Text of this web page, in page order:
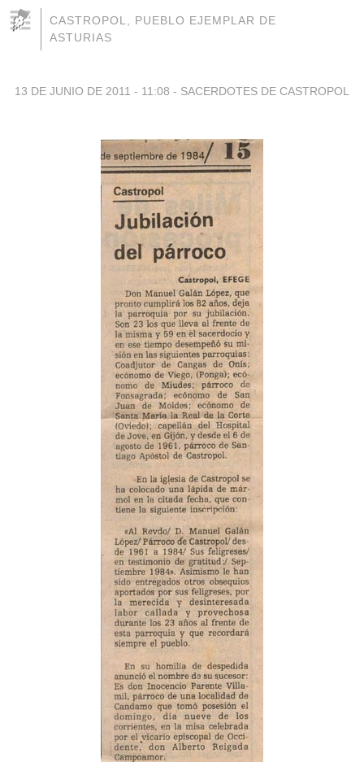
CASTROPOL, PUEBLO EJEMPLAR DE
ASTURIAS
13 DE JUNIO DE 2011 - 11:08 - SACERDOTES DE CASTROPOL